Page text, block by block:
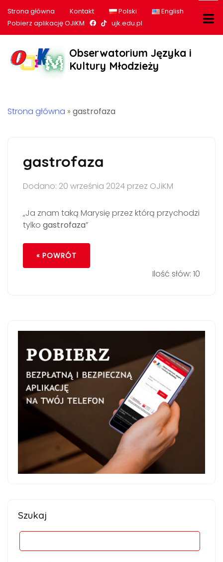
Strona główna Kontakt Polski
English
Pobierz aplikację OJiKM
Nasz profil na Facebook
Nasz profil na tiktok
ujk.edu.pl
Obserwatorium Języka i
Kultury Młodzieży
Strona główna » gastrofaza
gastrofaza
Dodano: 20 września 2024 przez OJiKM
„Ja znam taką Marysię przez którą przychodzi
tylko gastrofaza”
« POWRÓT
Ilość słów: 10
Szukaj